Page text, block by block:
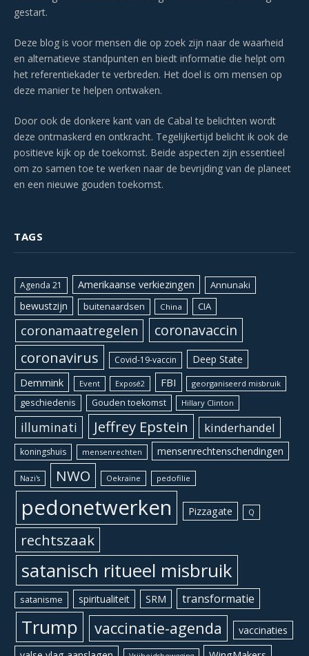
gestart.
Deze blog is voor mensen die op zoek zijn naar de waarheid
en alternatieve standpunten en biedt informatie die helpt om
het referentiekader te verbreden. Het doel is om mensen op
deze manier te helpen ontwaken.
Door ook de donkere kant van de Cabal te belichten wordt
deze ontmaskerd en ontkracht. Tegelijkertijd belicht ik ook de
positieve kijk op de toekomst. Beide aspecten zijn essentieel
om zo samen toe te werken naar de bevrijding van de planeet
en een nieuwe gouden toekomst.
TAGS
Agenda 21 Amerikaanse verkiezingen Annunaki
bewustzijn buitenaardsen China CIA
coronamaatregelen coronavaccin
coronavirus Covid-19-vaccin Deep State
Demmink Event Exposé2 FBI georganiseerd misbruik
geschiedenis Gouden toekomst Hillary Clinton
illuminati Jeffrey Epstein kinderhandel
koningshuis mensenrechten mensenrechtenschendingen
Nazi's NWO Oekraïne pedofilie
pedonetwerken Pizzagate Q
rechtszaak
satanisch ritueel misbruik
satanisme spiritualiteit SRM transformatie
Trump vaccinatie-agenda
vaccinaties